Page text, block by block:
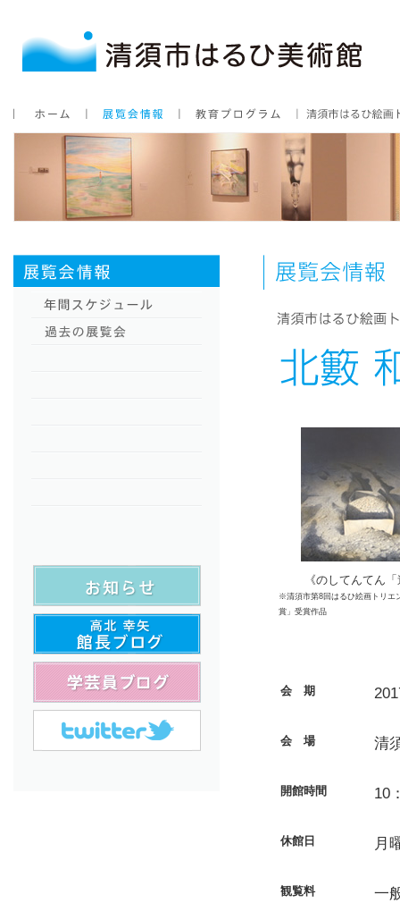
《のしてんてん
※清須市第8回はるひ絵画トリエ
賞」受賞作品
会 期
会 場 清
開館時間 10
休館日 月
観覧料
一